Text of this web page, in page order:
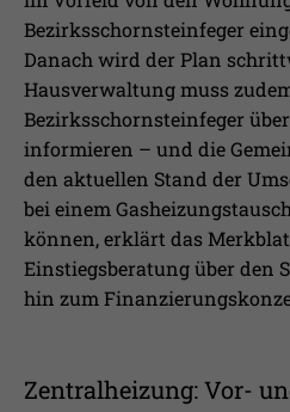
Bezirksschornsteinfeger
Danach wird der Plan
Hausverwaltung muss
Bezirksschornsteinfeger
informieren – und die
den aktuellen Stand der
bei einem
können, erklärt das
Einstiegsberatung über den
hin zum
Zentralheizung: Vor-